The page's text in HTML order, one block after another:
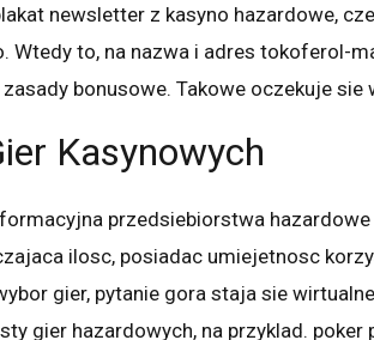
newsletter z kasyno hazardowe,
Wtedy to, na nazwa i adres tokoferol-
bonusowe. Takowe oczekuje
Kasynowych
przedsiebiorstwa
ilosc, posiadac umiejetnosc
gier, pytanie gora staja sie
gier hazardowych, na przyklad. poker